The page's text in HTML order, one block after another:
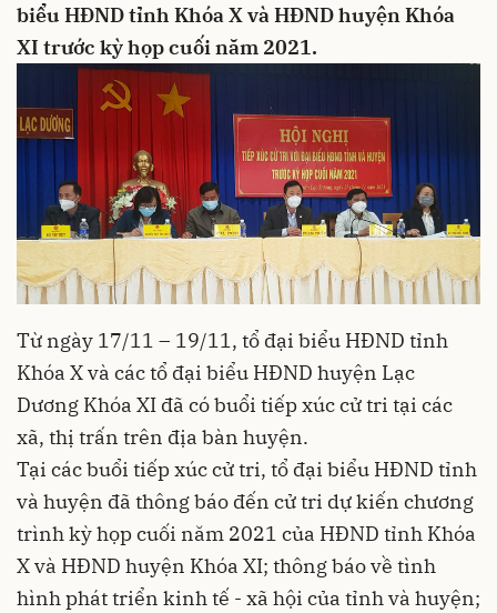
biểu HĐND tỉnh Khóa X và HĐND huyện Khóa
XI trước kỳ họp cuối năm 2021.
Từ ngày 17/11 – 19/11, tổ đại biểu HĐND tỉnh
Khóa X và các tổ đại biểu HĐND huyện Lạc
Dương Khóa XI đã có buổi tiếp xúc cử tri tại các
xã, thị trấn trên địa bàn huyện.
Tại các buổi tiếp xúc cử tri, tổ đại biểu HĐND tỉnh
và huyện đã thông báo đến cử tri dự kiến chương
trình kỳ họp cuối năm 2021 của HĐND tỉnh Khóa
X và HĐND huyện Khóa XI; thông báo về tình
hình phát triển kinh tế - xã hội của tỉnh và huyện;